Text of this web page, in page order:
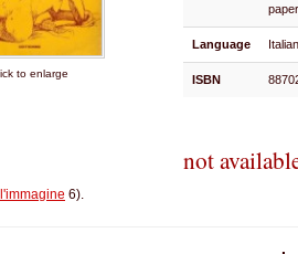
to enlarge
Language
ISBN
not
6).